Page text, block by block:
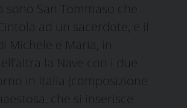
San Tommaso che
ad un sacerdote, e il
Michele e Maria, in
la Nave con i due
in Italia (composizione
che si inserisce